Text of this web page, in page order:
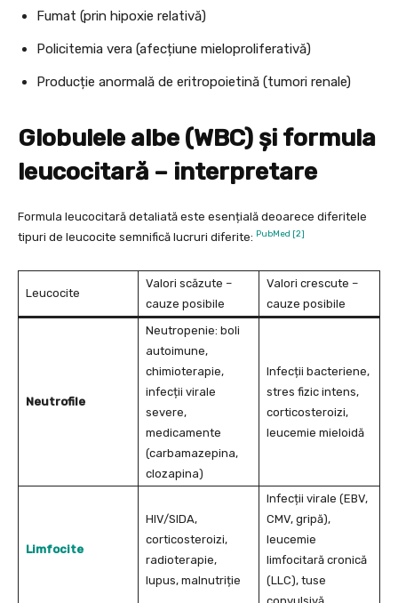
Fumat (prin hipoxie relativă)
Policitemia vera (afecțiune mieloproliferativă)
Producție anormală de eritropoietină (tumori renale)
Globulele albe (WBC) și formula
leucocitară – interpretare
Formula leucocitară detaliată este esențială deoarece diferitele
tipuri de leucocite semnifică lucruri diferite: PubMed [2]
Leucocite
Valori scăzute –
cauze posibile
Valori crescute –
cauze posibile
Neutrofile
Neutropenie: boli
autoimune,
chimioterapie,
infecții virale
severe,
medicamente
(carbamazepina,
clozapina)
Infecții bacteriene,
stres fizic intens,
corticosteroizi,
leucemie mieloidă
Limfocite
HIV/SIDA,
corticosteroizi,
radioterapie,
lupus, malnutriție
Infecții virale (EBV,
CMV, gripă),
leucemie
limfocitară cronică
(LLC), tuse